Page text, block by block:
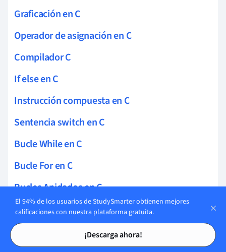
Tarjetas de estudio
Tarjetas de estudio
Graficación en C
Operador de asignación en C
Compilador C
If else en C
Instrucción compuesta en C
Sentencia switch en C
Bucle While en C
Bucle For en C
Bucles Anidados en C
Array C
Arreglos unidimensionales en C
El 94% de los usuarios de StudySmarter obtienen mejores
calificaciones con nuestra plataforma gratuita.
¡Descarga ahora!